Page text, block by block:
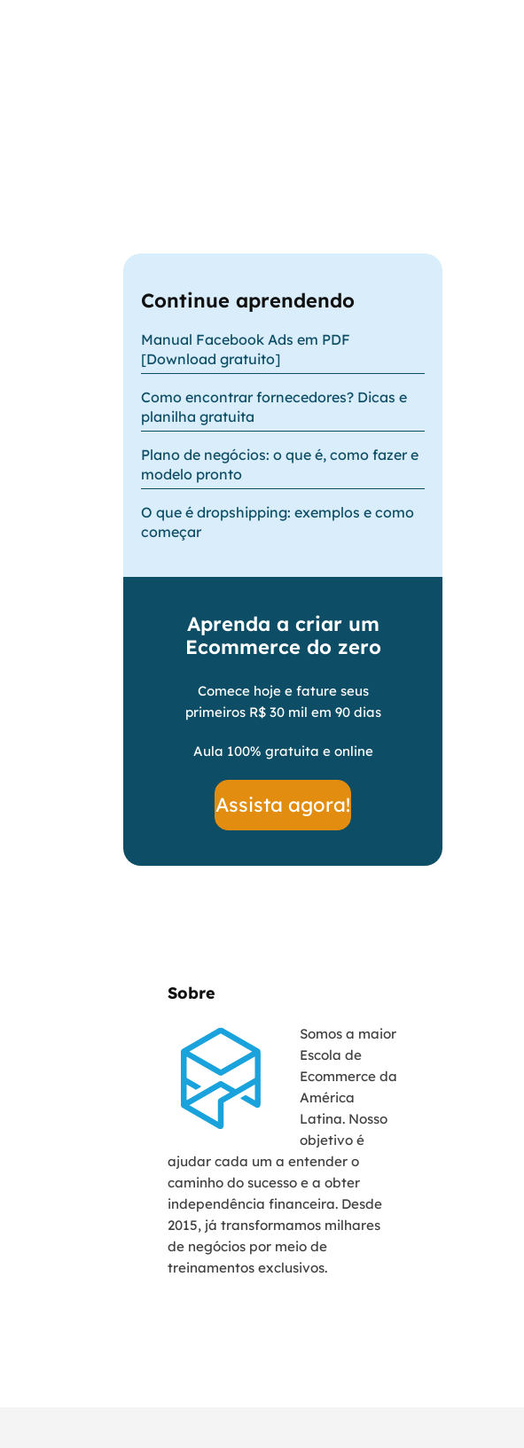
Continue aprendendo
Manual Facebook Ads em PDF
[Download gratuito]
Como encontrar fornecedores? Dicas e
planilha gratuita
Plano de negócios: o que é, como fazer e
modelo pronto
O que é dropshipping: exemplos e como
começar
Aprenda a criar um
Ecommerce do zero
Comece hoje e fature seus
primeiros R$ 30 mil em 90 dias
Aula 100% gratuita e online
Assista agora!
Sobre
Somos a maior
Escola de
Ecommerce da
América
Latina. Nosso
objetivo é
ajudar cada um a entender o
caminho do sucesso e a obter
independência financeira. Desde
2015, já transformamos milhares
de negócios por meio de
treinamentos exclusivos.